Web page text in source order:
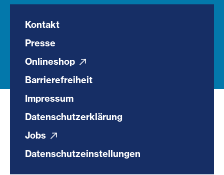
Kontakt
Presse
Onlineshop
Barrierefreiheit
Impressum
Datenschutzerklärung
Jobs
Datenschutzeinstellungen